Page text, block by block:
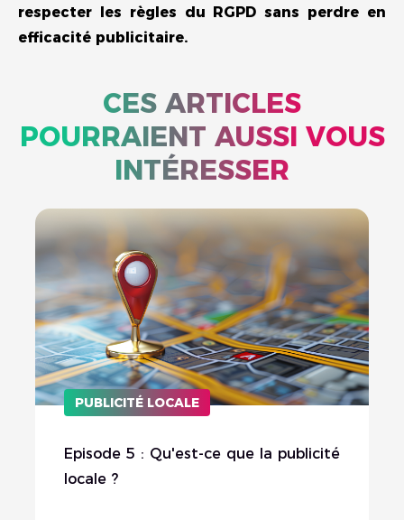
respecter les règles du RGPD sans perdre en
efficacité publicitaire.
CES ARTICLES
POURRAIENT AUSSI VOUS
INTÉRESSER
Episode 5 : Qu'est-ce que la publicité
locale ?
PUBLICITÉ LOCALE